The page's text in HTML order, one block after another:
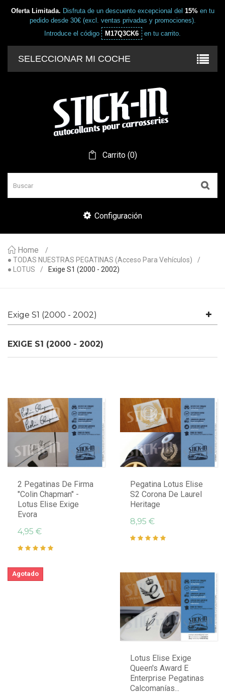
Oferta Limitada. Disfruta de un descuento excepcional del 15%en tu
pedido desde 30€ (excl. ventas privadas y promociones).
Introduce el código
M17Q3CK6 en tu carrito.
SELECCIONAR MI COCHE
Carrito (0)
Configuración
Home
● TODAS NUESTRAS PEGATINAS (acceso Para Vehículos)
● LOTUS
Exige S1 (2000 - 2002)
Exige S1 (2000 - 2002)
EXIGE S1 (2000 - 2002)
2 Pegatinas De Firma
"Colin Chapman" -
Lotus Elise Exige
Evora
4,95 €
Agotado
Pegatina Lotus Elise
S2 Corona De Laurel
Heritage
8,95 €
Lotus Elise Exige
Queen's Award E
Enterprise Pegatinas
Calcomanías...